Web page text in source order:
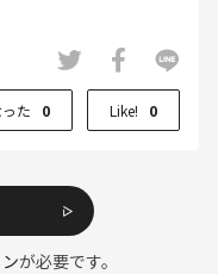
た 0 Like! 0
が必要です。